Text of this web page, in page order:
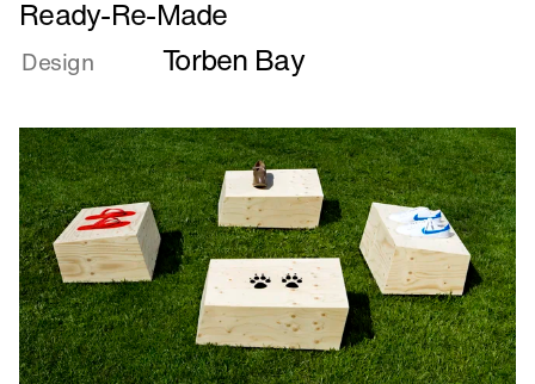
mere
om
Made
Ready-Re-Made
Design Torben Bay